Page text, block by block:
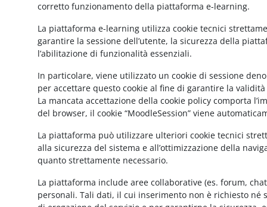
corretto funzionamento della piattaforma e-learning.
La piattaforma e-learning utilizza cookie tecnici
garantire la sessione dell’utente, la sicurezza della
l’abilitazione di funzionalità essenziali.
In particolare, viene utilizzato un cookie di sessione
per accettare questo cookie al fine di garantire la
La mancata accettazione della cookie policy comporta
del browser, il cookie “MoodleSession” viene
La piattaforma può utilizzare ulteriori cookie tecnici
alla sicurezza del sistema e all’ottimizzazione della
quanto strettamente necessario.
La piattaforma include aree collaborative (es. forum,
personali. Tali dati, il cui inserimento non è richiesto